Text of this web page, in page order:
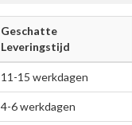
Geschatte
Leveringstijd
11-15 werkdagen
4-6 werkdagen